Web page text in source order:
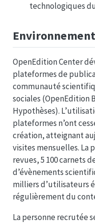
technologiques
OpenEdition Center
plateformes de
communauté
sociales (OpenEdition
Hypothèses).
plateformes n’ont
création, atteignant
visites mensuelles. La
revues, 5 100 carnets
d’évènements
milliers d’utilisateurs
régulièrement du
La personne recrutée